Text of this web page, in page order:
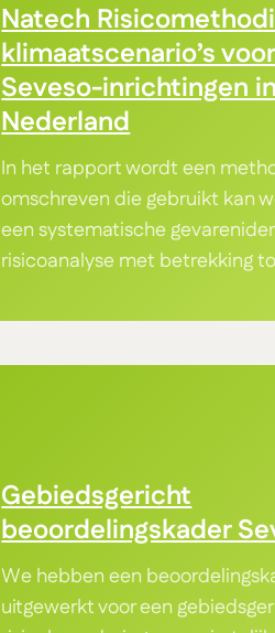
Natech
klimaatscenario’s
Seveso-inrichtingen
Nederland
In het rapport wordt een
omschreven die gebruikt kan
een systematische
risicoanalyse met betrekking
Gebiedsgericht
beoordelingskader
We hebben een
uitgewerkt voor een